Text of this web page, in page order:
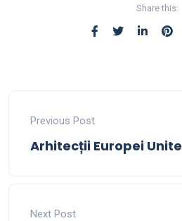
Share this:
Previous Post
Arhitecții Europei Unite
Next Post